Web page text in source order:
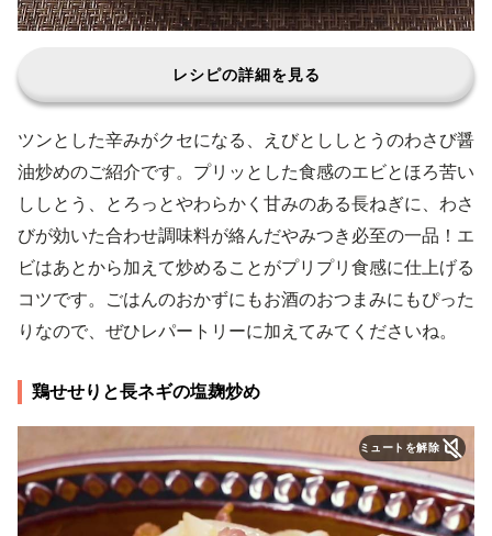
レシピの詳細を見る
ツンとした辛みがクセになる、えびとししとうのわさび醤
油炒めのご紹介です。プリッとした食感のエビとほろ苦い
ししとう、とろっとやわらかく甘みのある長ねぎに、わさ
びが効いた合わせ調味料が絡んだやみつき必至の一品！エ
ビはあとから加えて炒めることがプリプリ食感に仕上げる
コツです。ごはんのおかずにもお酒のおつまみにもぴった
りなので、ぜひレパートリーに加えてみてくださいね。
鶏せせりと長ネギの塩麹炒め
ミュートを解除